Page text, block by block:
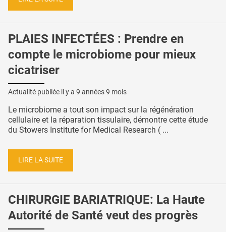
PLAIES INFECTÉES : Prendre en
compte le microbiome pour mieux
cicatriser
Actualité publiée il y a 9 années 9 mois
Le microbiome a tout son impact sur la régénération
cellulaire et la réparation tissulaire, démontre cette étude
du Stowers Institute for Medical Research ( ...
LIRE LA SUITE
CHIRURGIE BARIATRIQUE: La Haute
Autorité de Santé veut des progrès